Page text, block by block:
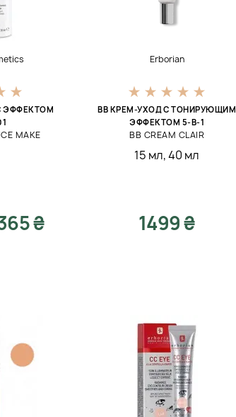
ЭФФЕКТОМ
MAKE
₴
Erborian
BB КРЕМ-УХОД С ТОНИРУЮЩИМ
ЭФФЕКТОМ 5-В-1
BB CREAM CLAIR
15 мл,40 мл
1499 ₴